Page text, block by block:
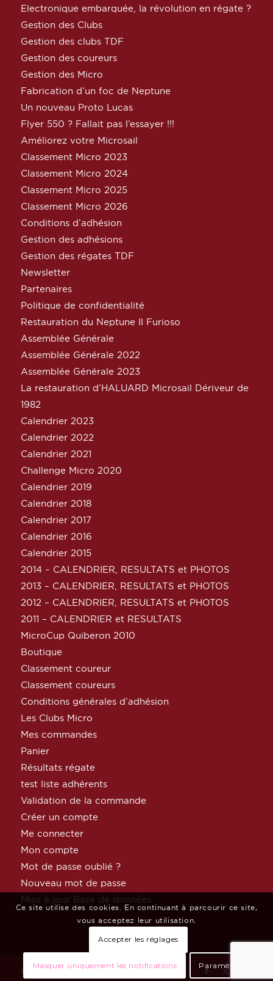
Electronique embarquée, la révolution en régate ?
Gestion des Clubs
Gestion des clubs TDF
Gestion des coureurs
Gestion des Micro
Fabrication d’un foc de Neptune
Un nouveau Proto Lucas
Flyer 550 ? Fallait pas l’essayer !!!
Améliorez votre Microsail
Classement Micro 2023
Classement Micro 2024
Classement Micro 2025
Classement Micro 2026
Conditions d’adhésion
Gestion des adhésions
Gestion des régates TDF
Newsletter
Partenaires
Politique de confidentialité
Restauration du Neptune Il Furioso
Assemblée Générale
Assemblée Générale 2022
Assemblée Générale 2023
La restauration d’HALUARD Microsail Dériveur de
1982
Calendrier 2023
Calendrier 2022
Calendrier 2021
Challenge Micro 2020
Calendrier 2019
Calendrier 2018
Calendrier 2017
Calendrier 2016
Calendrier 2015
2014 – CALENDRIER, RESULTATS et PHOTOS
2013 – CALENDRIER, RESULTATS et PHOTOS
2012 – CALENDRIER, RESULTATS et PHOTOS
2011 – CALENDRIER et RESULTATS
MicroCup Quiberon 2010
Boutique
Classement coureur
Classement coureurs
Conditions générales d’adhésion
Les Clubs Micro
Mes commandes
Panier
Résultats régate
test liste adhérents
Validation de la commande
Créer un compte
Me connecter
Mon compte
Mot de passe oublié ?
Nouveau mot de passe
Mise à jour Base de données
© Copyright MicroClass France parCéphée Net
Ce site utilise des cookies. En continuant à parcourir ce site,
vous acceptez leur utilisation.
Accepter les réglages
Masquer uniquement les notifications Paramètres